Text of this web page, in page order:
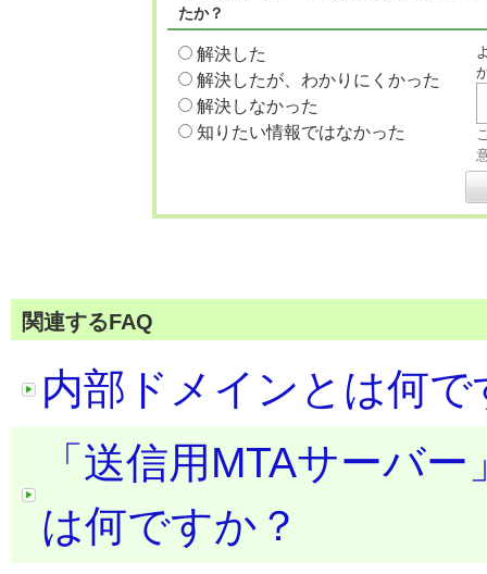
たか？
解決した
解決したが、わかりにくかった
解決しなかった
知りたい情報ではなかった
関連するFAQ
内部ドメインとは何で
「送信用MTAサーバ
は何ですか？